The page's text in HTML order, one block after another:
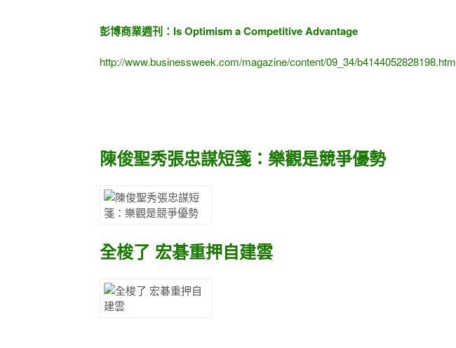
彭博商業週刊：Is Optimism a Competitive Advantage
http://www.businessweek.com/magazine/content/09_34/b4144052828198.htm
陳俊聖秀張忠謀短箋：樂觀是競爭優勢
全梭了 宏碁重押自建雲